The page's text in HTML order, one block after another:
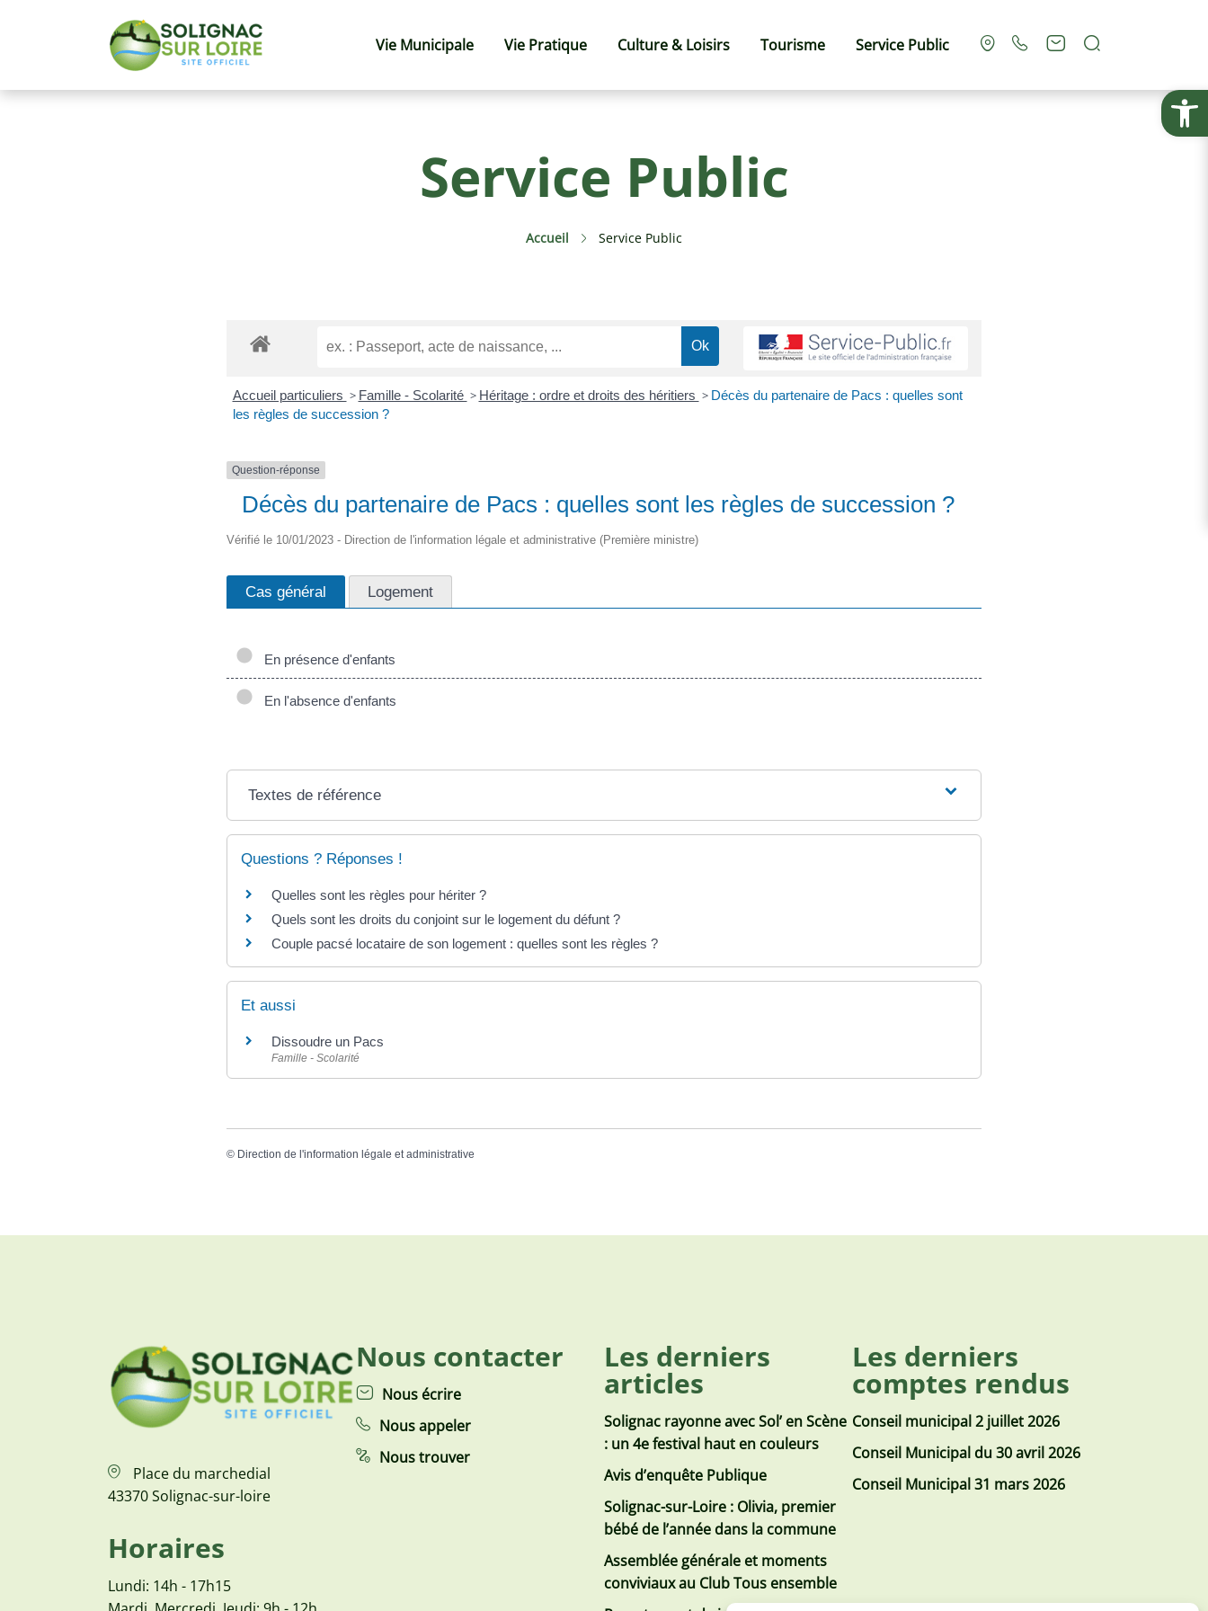
Ouvrir
Vie Municipale Vie Pratique Culture & Loisirs Tourisme Service Public
Service Public
Accueil Service Public
Accueil particuliers > Famille - Scolarité > Héritage : ordre et droits des héritiers > Décès du partenaire de Pacs : quelles sont
les règles de succession ?
Question-réponse
Décès du partenaire de Pacs : quelles sont les règles de succession ?
Vérifié le 10/01/2023 - Direction de l'information légale et administrative (Première ministre)
Cas général Logement
En présence d'enfants
En l'absence d'enfants
Textes de référence
Questions ? Réponses !
Quelles sont les règles pour hériter ?
Quels sont les droits du conjoint sur le logement du défunt ?
Couple pacsé locataire de son logement : quelles sont les règles ?
Et aussi
Dissoudre un Pacs
Famille - Scolarité
© Direction de l'information légale et administrative
Place du marchedial
43370 Solignac-sur-loire
Horaires
Lundi: 14h - 17h15
Nous contacter
Nous écrire
Nous appeler
Nous trouver
Les derniers
articles
Solignac rayonne avec Sol’ en Scène
: un 4e festival haut en couleurs
Avis d’enquête Publique
Solignac-sur-Loire : Olivia, premier
bébé de l’année dans la commune
Assemblée générale et moments
conviviaux au Club Tous ensemble
Les derniers
comptes rendus
Conseil municipal 2 juillet 2026
Conseil Municipal du 30 avril 2026
Conseil Municipal 31 mars 2026